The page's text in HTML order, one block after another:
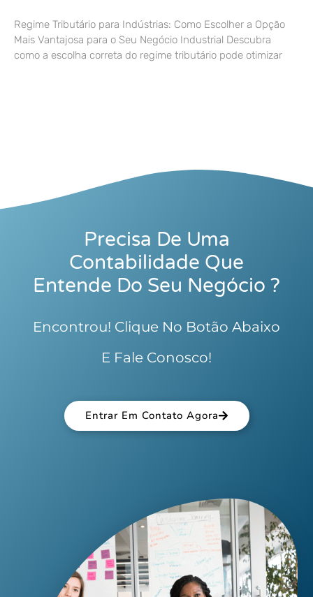
Regime Tributário para Indústrias: Como Escolher a Opção
Mais Vantajosa para o Seu Negócio Industrial Descubra
como a escolha correta do regime tributário pode otimizar
Precisa De Uma
Contabilidade Que
Entende Do Seu Negócio ?
Encontrou! Clique No Botão Abaixo
E Fale Conosco!
Entrar Em Contato Agora